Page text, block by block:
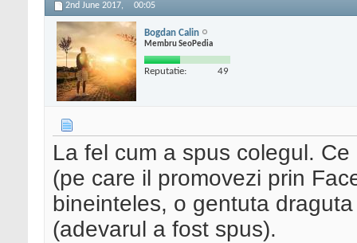
2nd June 2017, 00:05
Bogdan Calin
Membru SeoPedia
Reputatie: 49
La fel cum a spus colegul.
(pe care il promovezi prin
bineinteles, o gentuta
(adevarul a fost spus).